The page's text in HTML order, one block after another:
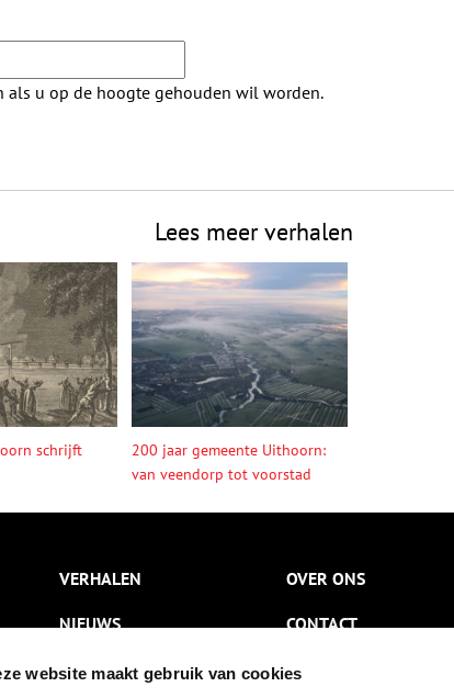
website maakt gebruik van cookies
als u op de hoogte gehouden wil worden.
Lees meer verhalen
schrijft
200 jaar gemeente Uithoorn:
van veendorp tot voorstad
VERHALEN
NIEUWS
KALENDER
OVER ONS
CONTACT
NIEUWSBRIEF